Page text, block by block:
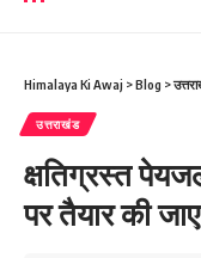
Himalaya Ki Awaj >Blog >
उत्तराखंड
क्षतिग्रस्त
पर तैयार की जाए